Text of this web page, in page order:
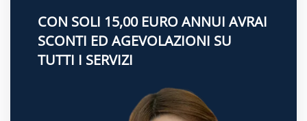
CON SOLI 15,00 EURO ANNUI AVRAI
SCONTI ED AGEVOLAZIONI SU
TUTTI I SERVIZI